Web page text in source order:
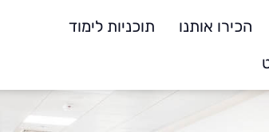
הכירו אותנו
תוכניות לימוד